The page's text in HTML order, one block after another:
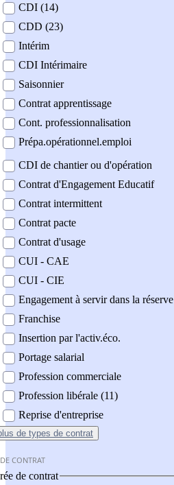
contrat
CDI (14)
CDD (23)
Intérim
CDI Intérimaire
Saisonnier
Contrat apprentissage
Cont. professionnalisation
Prépa.opérationnel.emploi
CDI de chantier ou d'opération
Contrat d'Engagement Educatif
Contrat intermittent
Contrat pacte
Contrat d'usage
CUI - CAE
CUI - CIE
Engagement à servir dans la réserve
Franchise
Insertion par l'activ.éco.
Portage salarial
Profession commerciale
Profession libérale (11)
Reprise d'entreprise
de types de contrat
CONTRAT
de contrat